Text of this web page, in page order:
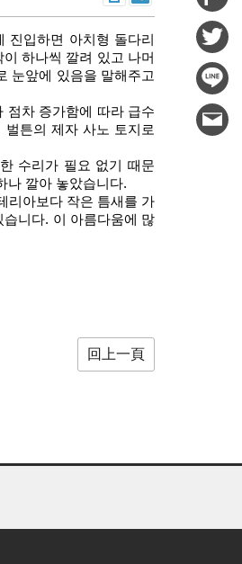
진입하면 아치형 돌다리
하나씩 깔려 있고 나머
눈앞에 있음을 말해주고
점차 증가함에 따라 급수
튼의 제자 사노 토지로
수리가 필요 없기 때문
나 깔아 놓았습니다.
리아보다 작은 틈새를 가
니다. 이 아름다움에 많
回上一頁